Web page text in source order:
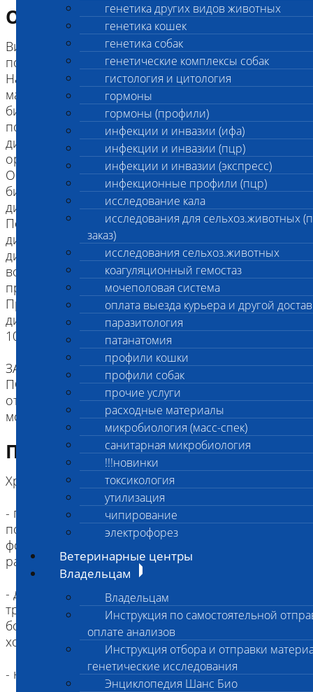
генетика других видов животных
генетика кошек
генетика собак
генетические комплексы собак
гистология и цитология
гормоны
гормоны (профили)
инфекции и инвазии (ифа)
инфекции и инвазии (пцр)
инфекции и инвазии (экспресс)
инфекционные профили (пцр)
исследование кала
исследования для сельхоз.животных
заказ)
исследования сельхоз.животных
коагуляционный гемостаз
мочеполовая система
оплата выезда курьера и другой
паразитология
патанатомия
профили кошки
профили собак
прочие услуги
расходные материалы
микробиология (масс-спек)
санитарная микробиология
!!!новинки
токсикология
утилизация
чипирование
электрофорез
Ветеринарные центры
Владельцам
Владельцам
Инструкция по самостоятельной
оплате анализов
Инструкция отбора и отправки
генетические исследования
Энциклопедия Шанс Био
Описание исследования
Виды исследуемого материала: материал,
полученный при эндоскопии.
На гистологическое исследование принимается
материал отобранный методом щипковой
биопсии, петлевой эксцизии (зависит от размера
полипа) или режущей биопсии, при которой
диаметр зависит от вида иглы и исследуемого
органа, например 18Gx150 мм или 22Gx200 мм.
Оптимальный диаметр соответствует
биопсийному каналу, и составляет 3,6 мм в
диаметре.
Показания: необходимо для проведения
дифференциальной морфологической
диагностики между злокачественными,
воспалительными и инфекционными
процессами.
При злокачественных поражениях наиболее
диагностически эффективным является забор 8 -
10 кусочков.
ЗАКАЗЧИК ДОЛЖЕН БЫТЬ УВЕДОМЛЕН, что
ПОСЛЕ ОЦЕНКИ биоматериала сотрудником
отдела патоморфологии, код исследования
может быть изменен!
Подготовка к исследованию
Хранение и доставка:
- предназначенный для исследования образец
поместить в соизмеримый контейнер с 10%
формалином (образец должен быть погружен в
раствор полностью)
- допускается непродолжительное хранение и
транспортировка образца в физрастворе (не
более 12 часов), хранение при температуре
холодильника +2-8 градусов Цельсия;
- нельзя использовать спирт для консервации;